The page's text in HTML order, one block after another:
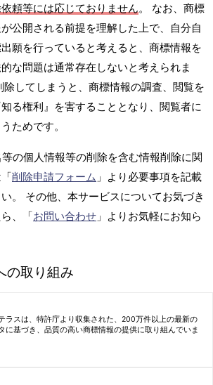
頼等には応じておりません。 なお、商標
公開される前提を理解した上で、自分自
願を行っていると考えると、商標情報を
な問題は通常存在しないと考えられま
してしまうと、商標情報の調査、閲覧を
る権利』を害することとなり、閲覧者に
ためです。
の個人情報等の削除を含む情報削除に関
削除申請フォーム 」より必要事項を記載
。 その他、本サービスについてお気づき
、「お問い合わせ 」よりお気軽にお知ら
の取り組み
ラスは、特許庁より収集された、200万件以上の最新の
に基づき、品質の高い商標情報の提供に取り組んでいま